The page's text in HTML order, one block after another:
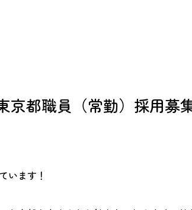
京都職員（常勤）採用募
います！